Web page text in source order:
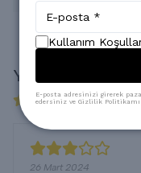
Yorumlar
1
26 Mart 2024
Kullanım
E-posta adresinizi girerek
edersiniz ve Gizlilik